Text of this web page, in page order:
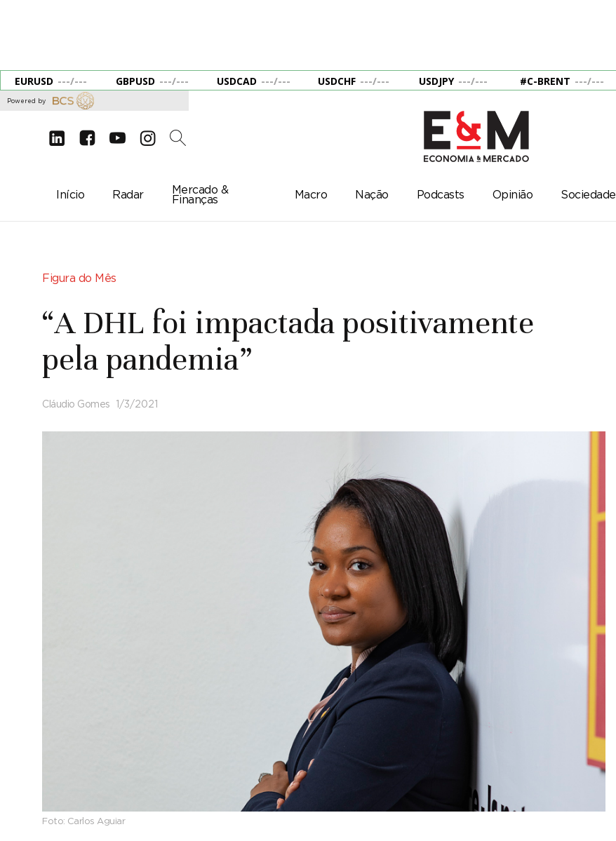
EURUSD ---/--- GBPUSD ---/--- USDCAD ---/--- USDCHF ---/--- USDJPY ---/--- #C-BRENT ---/---
Powered by
d e g c 2
Início Radar
Mercado &
Finanças
Macro Nação Podcasts Opinião Sociedade
Figura do Mês
“A DHL foi impactada positivamente
pela pandemia”
Cláudio Gomes 1/3/2021
Foto: Carlos Aguiar